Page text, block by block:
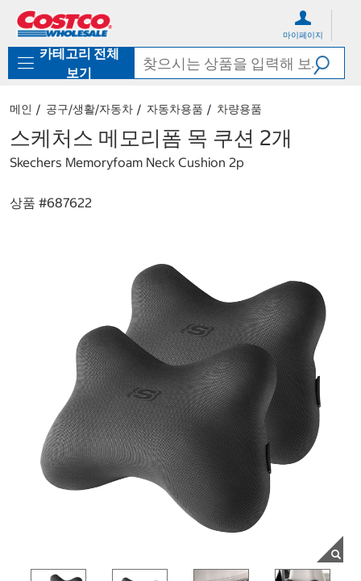
로
기
가
마이페이지
카테고리 전체
보기
메인 공구/생활/자동차 자동차용품 차량용품
스케처스 메모리폼 목 쿠션 2개
Skechers Memoryfoam Neck Cushion 2p
상품 #687622